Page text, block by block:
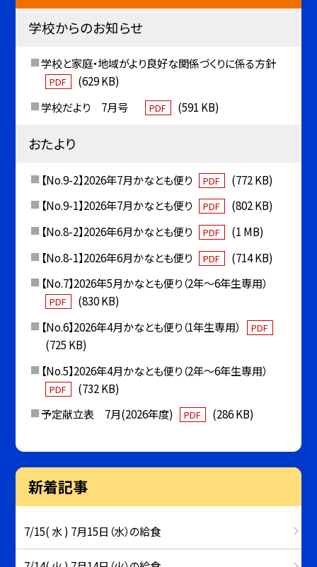
学校からのお知らせ
学校と家庭・地域がより良好な関係づくりに係る方針
PDF
(629 KB)
学校だより 7月号
PDF (591 KB)
おたより
【No.9-2】2026年7月かなとも便り PDF
(772 KB)
【No.9-1】2026年7月かなとも便り
PDF
(802 KB)
【No.8-2】2026年6月かなとも便り
PDF
(1 MB)
【No.8-1】2026年6月かなとも便り
PDF
(714 KB)
【No.7】2026年5月かなとも便り（2年〜6年生専用）
PDF
(830 KB)
【No.6】2026年4月かなとも便り（1年生専用）
PDF
(725 KB)
【No.5】2026年4月かなとも便り（2年〜6年生専用）
PDF
(732 KB)
予定献立表 7月(2026年度)
PDF (286 KB)
新着記事
7/15( 水 ) 7月15日（水）の給食